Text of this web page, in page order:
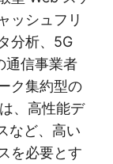
ッシュフリ
分析、5G
通信事業者
ク集約型の
、高性能デ
など、高い
を必要とす